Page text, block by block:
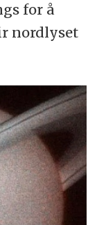
for å
nordlyset